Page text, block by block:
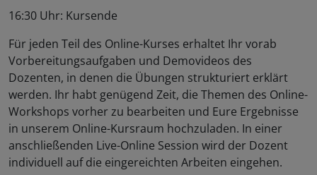
16:30 Uhr: Kursende
Für jeden Teil des Online-Kurses erhaltet Ihr vorab
Vorbereitungsaufgaben und Demovideos des
Dozenten, in denen die Übungen strukturiert erklärt
werden. Ihr habt genügend Zeit, die Themen des Online-
Workshops vorher zu bearbeiten und Eure Ergebnisse
in unserem Online-Kursraum hochzuladen. In einer
anschließenden Live-Online Session wird der Dozent
individuell auf die eingereichten Arbeiten eingehen.